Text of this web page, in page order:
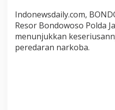
a
n
N
Indonewsdaily.com,
Resor Bondowoso Polda
menunjukkan
peredaran narkoba.